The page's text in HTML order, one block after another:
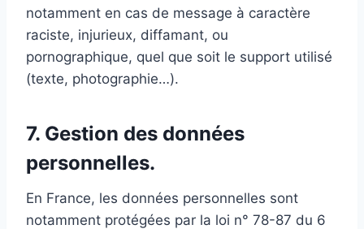
notamment en cas de message à caractère
raciste, injurieux, diffamant, ou
pornographique, quel que soit le support utilisé
(texte, photographie…).
7. Gestion des données
personnelles.
En France, les données personnelles sont
notamment protégées par la loi n° 78-87 du 6